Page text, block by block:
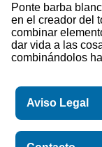
Ponte barba
en el creador del
combinar
dar vida a las
combinándolos
Aviso Legal